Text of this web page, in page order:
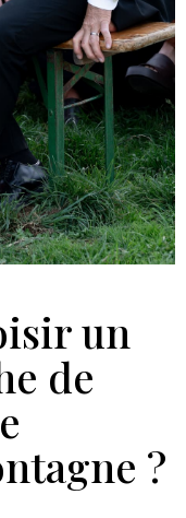
un
de
?